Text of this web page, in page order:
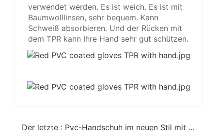
verwendet werden. Es ist weich. Es ist mit
Baumwolllinsen, sehr bequem. Kann
Schweiß absorbieren. Und der Rücken mit
dem TPR kann Ihre Hand sehr gut schützen.
Der letzte : Pvc-Handschuh im neuen Stil mit TPR